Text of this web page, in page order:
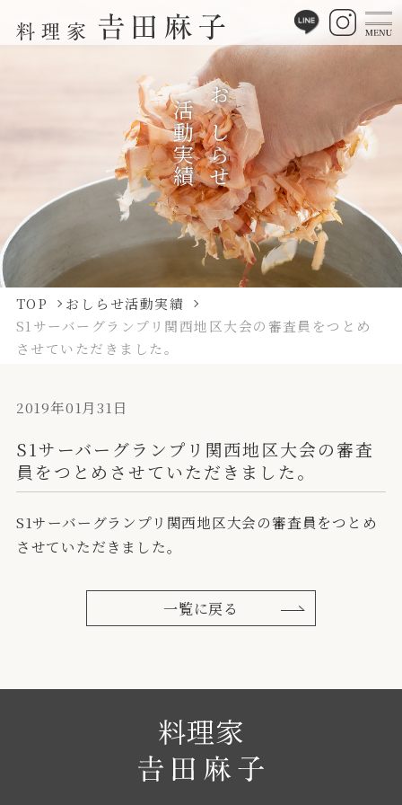
おしらせ
活動実績
TOP
おしらせ活動実績
S1サーバーグランプリ関西地区大会の審査員をつとめ
させていただきました。
2019年01月31日
S1サーバーグランプリ関西地区大会の審査
員をつとめさせていただきました。
S1サーバーグランプリ関西地区大会の審査員をつとめ
させていただきました。
一覧に戻る
料理家